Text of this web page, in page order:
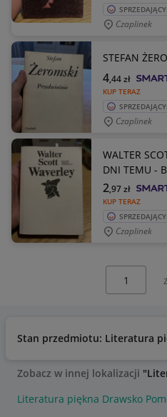
Czaplinek
STEFAN
KUP TERAZ
4,44zł
Czaplinek
WALTER
DNI TEMU -
KUP TERAZ
2,97zł
Czaplinek
Stan przedmiotu: Literatura
Zobacz w innej lokalizacji
Literatura piękna Drawsko